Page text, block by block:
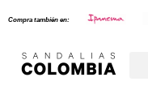
Compra también en: